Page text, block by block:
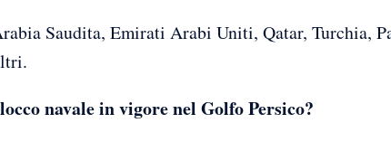
Saudita, Emirati Arabi Uniti, Qatar, Turchia,
navale in vigore nel Golfo Persico?